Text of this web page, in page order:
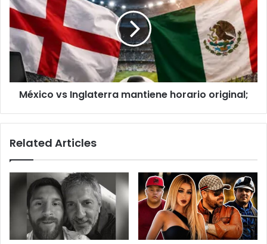
Inglaterra
mantiene
horario
original;
México vs Inglaterra mantiene horario original;
Related Articles